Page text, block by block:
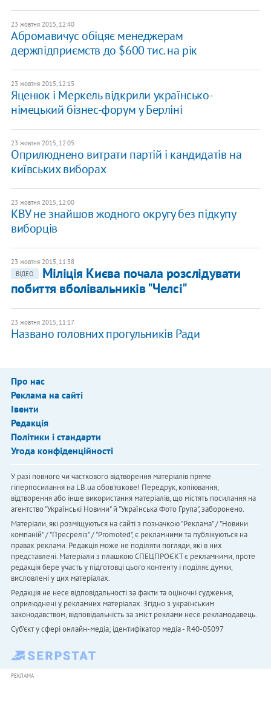
23 жовтня 2015, 12:40
Абромавичус обіцяє менеджерам
держпідприємств до $600 тис. на рік
23 жовтня 2015, 12:15
Яценюк і Меркель відкрили українсько-
німецький бізнес-форум у Берліні
23 жовтня 2015, 12:05
Оприлюднено витрати партій і кандидатів на
київських виборах
23 жовтня 2015, 12:00
КВУ не знайшов жодного округу без підкупу
виборців
23 жовтня 2015, 11:38
ВІДЕО
Міліція Києва почала розслідувати
побиття вболівальників "Челсі"
23 жовтня 2015, 11:17
Названо головних прогульників Ради
Про нас
Реклама на сайті
Івенти
Редакція
Політики і стандарти
Угода конфіденційності
У разі повного чи часткового відтворення матеріалів пряме
гіперпосилання на LB.ua обов'язкове! Передрук, копіювання,
відтворення або інше використання матеріалів, що містять посилання на
агентство "Українськi Новини" й "Українська Фото Група", заборонено.
Матеріали, які розміщуються на сайті з позначкою "Реклама" / "Новини
компаній" / "Пресреліз" / "Promoted", є рекламними та публікуються на
правах реклами. Редакція може не поділяти погляди, які в них
представлені. Матеріали з плашкою СПЕЦПРОЄКТ є рекламними, проте
редакція бере участь у підготовці цього контенту і поділяє думки,
висловлені у цих матеріалах.
Редакція не несе відповідальності за факти та оціночні судження,
оприлюднені у рекламних матеріалах. Згідно з українським
законодавством, відповідальність за зміст реклами несе рекламодавець.
Cуб'єкт у сфері онлайн-медіа; ідентифікатор медіа - R40-05097
РЕКЛАМА